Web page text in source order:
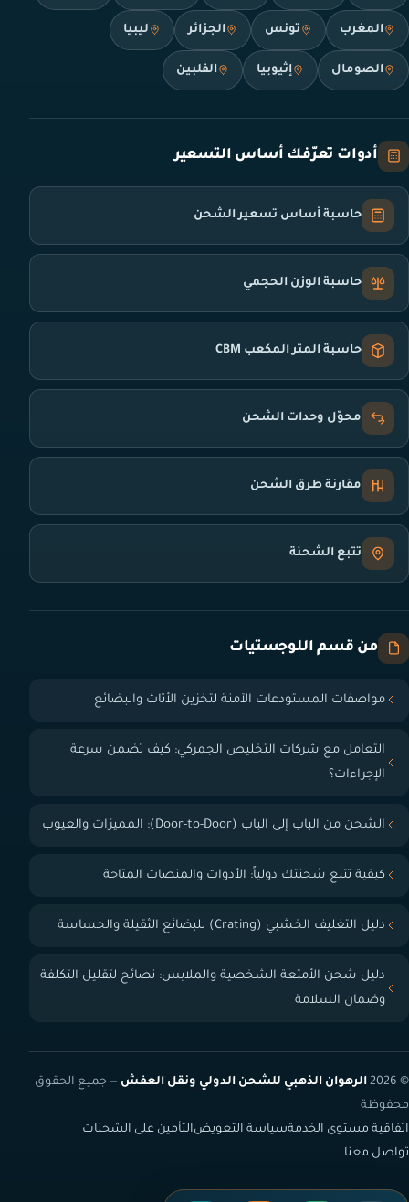
المغرب تونس الجزائر ليبيا
الصومال إثيوبيا الفلبين
أدوات تعرّفك أساس التسعير
حاسبة أساس تسعير الشحن
حاسبة الوزن الحجمي
حاسبة المتر المكعب CBM
محوّل وحدات الشحن
مقارنة طرق الشحن
تتبع الشحنة
من قسم اللوجستيات
مواصفات المستودعات الآمنة لتخزين الأثاث والبضائع
التعامل مع شركات التخليص الجمركي: كيف تضمن سرعة
الإجراءات؟
الشحن من الباب إلى الباب (Door-to-Door): المميزات والعيوب
كيفية تتبع شحنتك دولياً: الأدوات والمنصات المتاحة
دليل التغليف الخشبي (Crating) للبضائع الثقيلة والحساسة
دليل شحن الأمتعة الشخصية والملابس: نصائح لتقليل التكلفة
وضمان السلامة
© 2026 الرهوان الذهبي للشحن الدولي ونقل العفش — جميع الحقوق
محفوظة
اتفاقية مستوى الخدمةسياسة التعويضالتأمين على الشحنات
تواصل معنا